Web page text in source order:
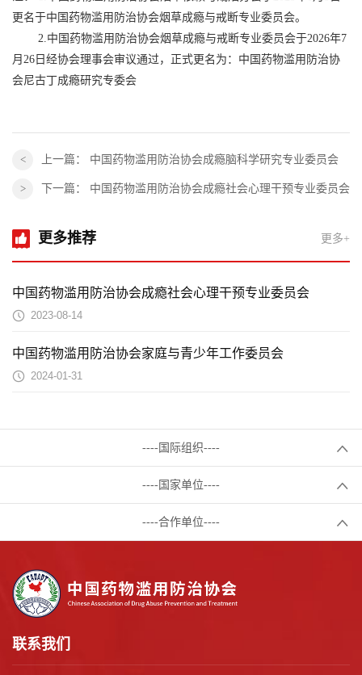
更名于中国药物滥用防治协会烟草成瘾与戒断专业委员会。
2.中国药物滥用防治协会烟草成瘾与戒断专业委员会于2026年7
月26日经协会理事会审议通过，正式更名为：中国药物滥用防治协
会尼古丁成瘾研究专委会
上一篇： 中国药物滥用防治协会成瘾脑科学研究专业委员会
下一篇： 中国药物滥用防治协会成瘾社会心理干预专业委员会
更多推荐 更多+
中国药物滥用防治协会成瘾社会心理干预专业委员会
2023-08-14
中国药物滥用防治协会家庭与青少年工作委员会
2024-01-31
----国际组织----
----国家单位----
----合作单位----
联系我们